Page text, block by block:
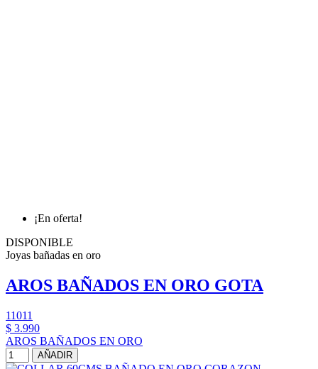
¡En oferta!
DISPONIBLE
Joyas bañadas en oro
AROS BAÑADOS EN ORO GOTA
11011
$ 3.990
AROS BAÑADOS EN ORO
AÑADIR